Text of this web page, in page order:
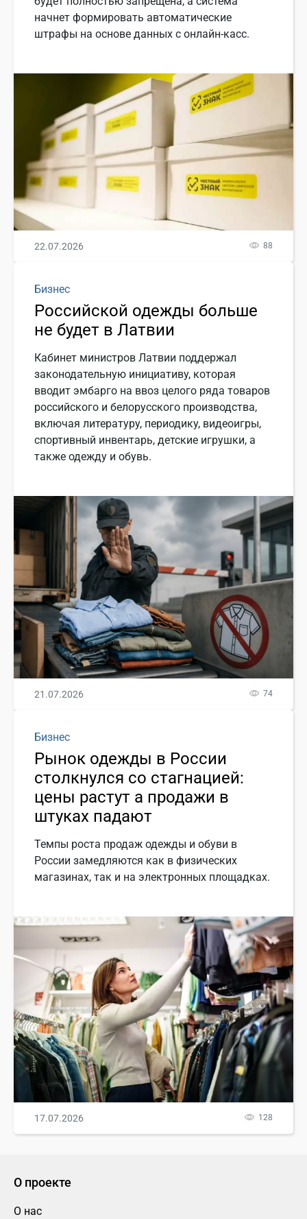
начнет формировать автоматические
штрафы на основе данных с онлайн-касс.
22.07.2026 88
Бизнес
Российской одежды больше
не будет в Латвии
Кабинет министров Латвии поддержал
законодательную инициативу, которая
вводит эмбарго на ввоз целого ряда товаров
российского и белорусского производства,
включая литературу, периодику, видеоигры,
спортивный инвентарь, детские игрушки, а
также одежду и обувь.
21.07.2026 74
Бизнес
Рынок одежды в России
столкнулся со стагнацией:
цены растут а продажи в
штуках падают
Темпы роста продаж одежды и обуви в
России замедляются как в физических
магазинах, так и на электронных площадках.
17.07.2026 128
О проекте
О нас